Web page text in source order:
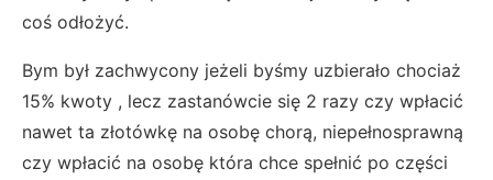
coś odłożyć.
Bym był zachwycony jeżeli byśmy uzbierało chociaż
15% kwoty , lecz zastanówcie się 2 razy czy wpłacić
nawet ta złotówkę na osobę chorą, niepełnosprawną
czy wpłacić na osobę która chce spełnić po części